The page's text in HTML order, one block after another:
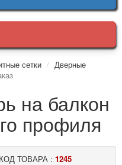
сетки
Дверные
на балкон
профиля
КОД ТОВАРА : 1245